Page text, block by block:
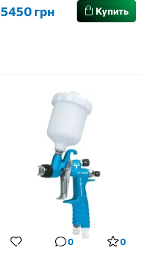
5450 грн Купить
0 0